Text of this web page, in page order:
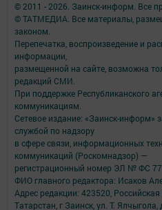
© 2011 - 2026. Заинск-информ. Все
© ТАТМЕДИА. Все материалы,
законом.
Перепечатка, воспроизведение и
информации,
размещенной на сайте, возможна
редакций СМИ.
При поддержке Республиканского
коммуникациям.
Сетевое издание: «Заинск-информ»
службой по надзору
в сфере связи, информационных
коммуникаций (Роскомнадзор) —
регистрационный номер ЭЛ № ФС 77
ФИО главного редактора: Исаков
Адрес редакции: 423520,
Татарстан, г Заинск, ул. Т. Ялчыгола,